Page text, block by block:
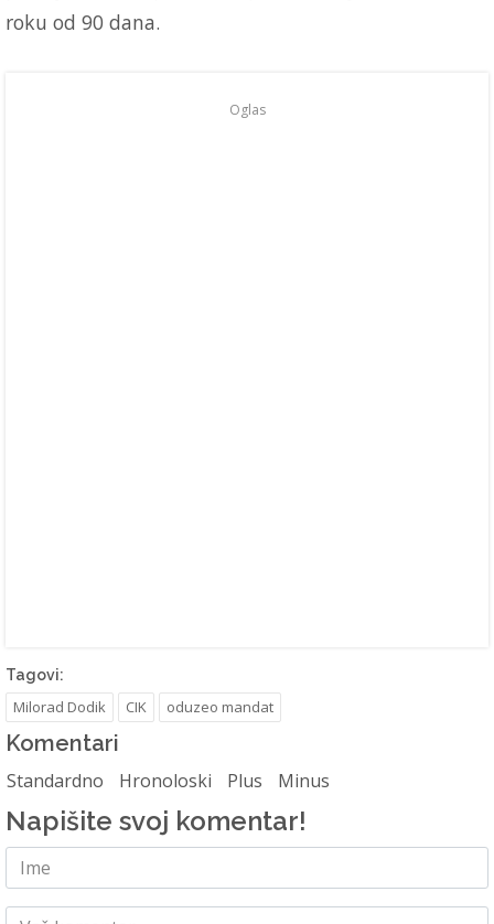
roku od 90 dana.
Oglas
Tagovi:
Milorad Dodik CIK oduzeo mandat
Komentari
Standardno Hronoloski Plus Minus
Napišite svoj komentar!